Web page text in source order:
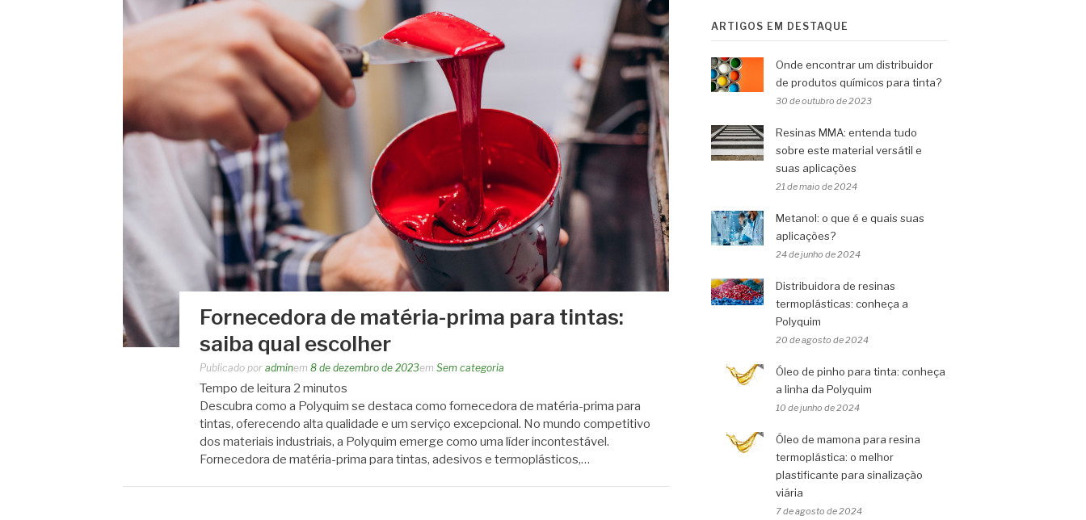
Fornecedora de matéria-prima para tintas:
saiba qual escolher
Publicado por adminem 8 de dezembro de 2023em Sem categoria
Tempo de leitura 2 minutos
Descubra como a Polyquim se destaca como fornecedora de matéria-prima para
tintas, oferecendo alta qualidade e um serviço excepcional. No mundo competitivo
dos materiais industriais, a Polyquim emerge como uma líder incontestável.
Fornecedora de matéria-prima para tintas, adesivos e termoplásticos,…
ARTIGOS EM DESTAQUE
Onde encontrar um distribuidor
de produtos químicos para tinta?
30 de outubro de 2023
Resinas MMA: entenda tudo
sobre este material versátil e
suas aplicações
21 de maio de 2024
Metanol: o que é e quais suas
aplicações?
24 de junho de 2024
Distribuidora de resinas
termoplásticas: conheça a
Polyquim
20 de agosto de 2024
Óleo de pinho para tinta: conheça
a linha da Polyquim
10 de junho de 2024
Óleo de mamona para resina
termoplástica: o melhor
plastificante para sinalização
viária
7 de agosto de 2024